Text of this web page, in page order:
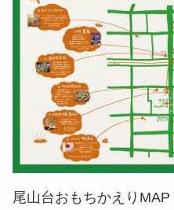
尾山台おもちかえりMAP